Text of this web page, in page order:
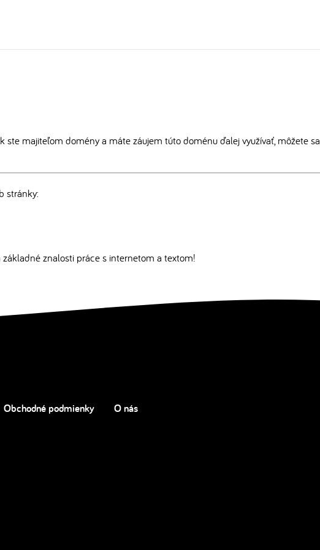
ste majiteľom domény a máte záujem túto doménu ďalej využívať, môžete sa
stránky:
znalosti práce s internetom a textom!
Obchodné podmienky O nás